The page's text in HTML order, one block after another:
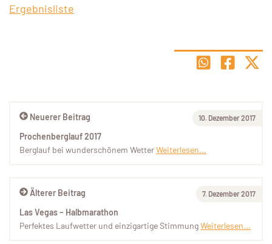
Ergebnisliste
Älterer Beitrag 7. Dezember 2017
Las Vegas – Halbmarathon
Perfektes Laufwetter und einzigartige StimmungWeiterlesen...
Neuerer Beitrag 10. Dezember 2017
Prochenberglauf 2017
Berglauf bei wunderschönem WetterWeiterlesen...